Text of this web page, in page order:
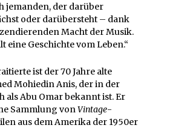
jemanden, der darüber
oder darübersteht – dank
Macht der Musik.
eine Geschichte vom Leben.“
ist der 70 Jahre alte
Mohiedin Anis, der in der
als Abu Omar bekannt ist. Er
Sammlung vonVintage-
aus dem Amerika der 1950er